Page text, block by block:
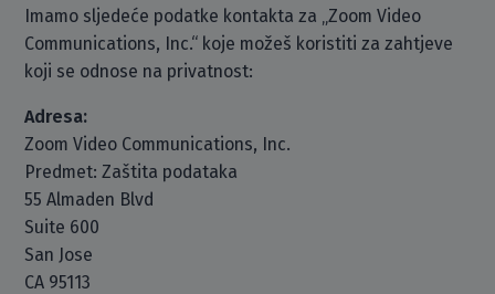
Imamo sljedeće podatke kontakta za „Zoom Video
Communications, Inc.“ koje možeš koristiti za zahtjeve
koji se odnose na privatnost:
Adresa:
Zoom Video Communications, Inc.
Predmet: Zaštita podataka
55 Almaden Blvd
Suite 600
San Jose
CA 95113